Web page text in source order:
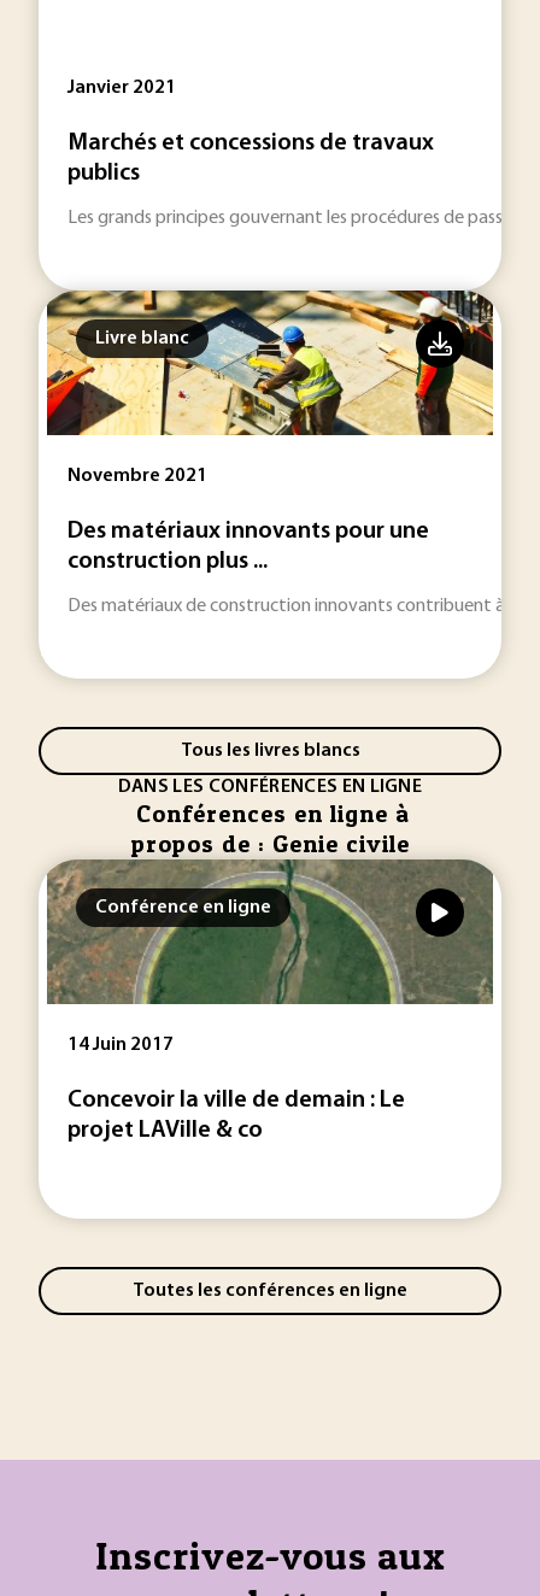
Janvier 2021
Marchés et concessions de travaux
publics
Les grands principes gouvernant les procédures de
Livre blanc
Novembre 2021
Des matériaux innovants pour une
construction plus ...
Des matériaux de construction innovants contribuent à
Tous les livres blancs
DANS LES CONFÉRENCES EN LIGNE
Conférences en ligne à
propos de : Genie civile
Conférence en ligne
14 Juin 2017
Concevoir la ville de demain : Le
projet LAVille & co
Toutes les conférences en ligne
Inscrivez-vous aux